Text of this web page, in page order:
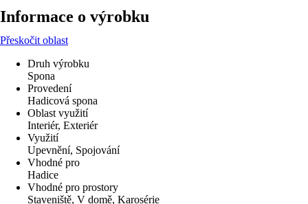
Informace o výrobku
Přeskočit oblast
Druh výrobku
Spona
Provedení
Hadicová spona
Oblast využití
Interiér, Exteriér
Využití
Upevnění, Spojování
Vhodné pro
Hadice
Vhodné pro prostory
Staveniště, V domě, Karosérie